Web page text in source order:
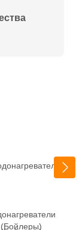
(Бойлеры)